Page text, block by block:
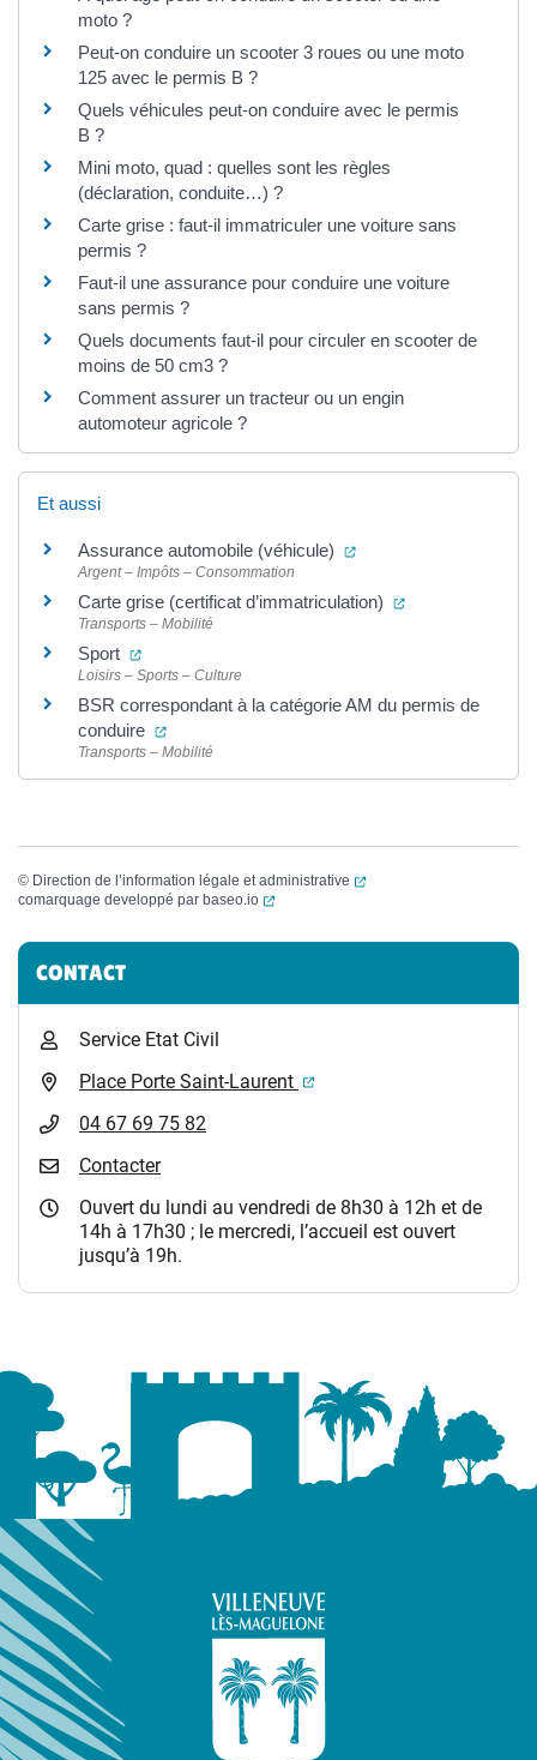
moto ?
Peut-on conduire un scooter 3 roues ou une moto
125 avec le permis B ?
Quels véhicules peut-on conduire avec le permis
B ?
Mini moto, quad : quelles sont les règles
(déclaration, conduite…) ?
Carte grise : faut-il immatriculer une voiture sans
permis ?
Faut-il une assurance pour conduire une voiture
sans permis ?
Quels documents faut-il pour circuler en scooter de
moins de 50 cm3 ?
Comment assurer un tracteur ou un engin
automoteur agricole ?
Et aussi
Assurance automobile (véhicule) (ouverture dans un
Argent – Impôts – Consommation
Carte grise (certificat d’immatriculation) (ouverture dans
Transports – Mobilité
Sport (ouverture dans un nouvel onglet)
Loisirs – Sports – Culture
BSR correspondant à la catégorie AM du permis de
conduire
(ouverture dans un nouvel onglet)
Transports – Mobilité
© Direction de l’information légale et administrative
(ouverture dans un
comarquage developpé par baseo.io (ouverture dans un nouvel onglet)
Informations complémentaires
CONTACT
Service Etat Civil
Place Porte Saint-Laurent
(ouverture dans un
04 67 69 75 82
Contacter
Ouvert du lundi au vendredi de 8h30 à 12h et de
14h à 17h30 ; le mercredi, l’accueil est ouvert
jusqu’à 19h.